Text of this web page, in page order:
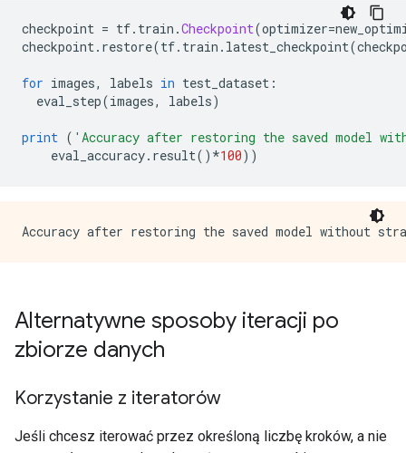
checkpoint = tf. train .Checkpoint(optimizer=
checkpoint. restore(tf. train . latest_checkpoint(
for images, labels in test_dataset :
eval_step(images, labels)
print ( 'Accuracy after restoring the saved model
eval_accuracy. result()*100))
Alternatywne sposoby iteracji po
zbiorze danych
Korzystanie z iteratorów
Jeśli chcesz iterować przez określoną liczbę kroków, a nie